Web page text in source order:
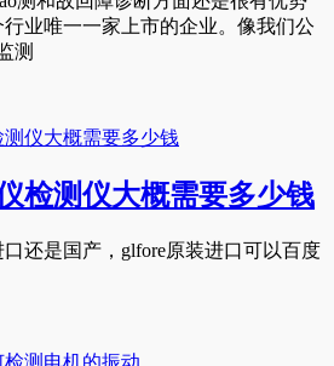
业唯一一家上市的企业。像我们公
测
检测仪大概需要多少钱
还是国产，glfore原装进口可以百度